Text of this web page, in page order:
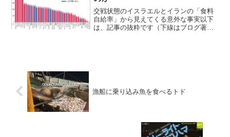
交戦状態のイスラエルとイランの「食料
自給率」から見えてくる意外な事実以下
は、記事の抜粋です（下線はブログ著者
漁船に乗り込み魚を食べるトド